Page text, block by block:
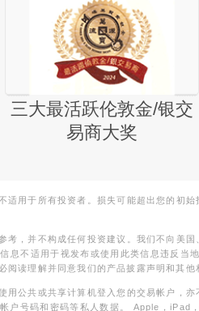
三大最活跃伦敦金/银交
易商大奖
适用于所有投资者。损失可能超出您的初始
考，并不构成任何投资建议。我们不向美
息不适用于视发布或使用此类信息违反当
阅读理解并同意我们的产品披露声明和其他
用公共或共享计算机登入您的交易帐户，
户号码和密码等私人数据。 Apple，